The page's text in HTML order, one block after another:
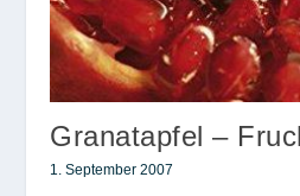
Granatapfel –
1. September 2007